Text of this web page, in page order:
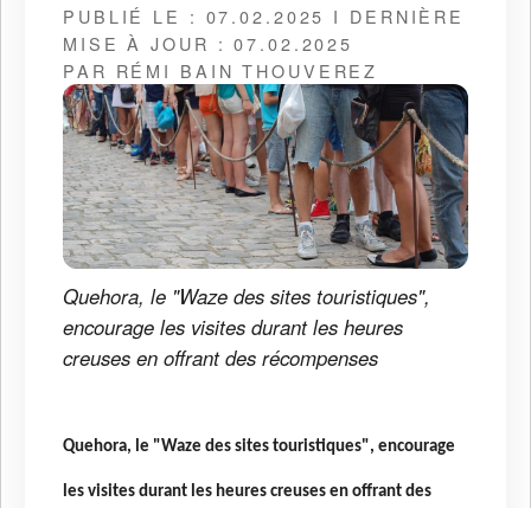
PUBLIÉ LE : 07.02.2025 I DERNIÈRE
MISE À JOUR : 07.02.2025
PAR RÉMI BAIN THOUVEREZ
Quehora, le "Waze des sites touristiques",
encourage les visites durant les heures
creuses en offrant des récompenses
Quehora, le "Waze des sites touristiques", encourage
les visites durant les heures creuses en offrant des